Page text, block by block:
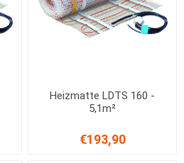
Heizmatte LDTS 160 -
5,1m²
€193,90